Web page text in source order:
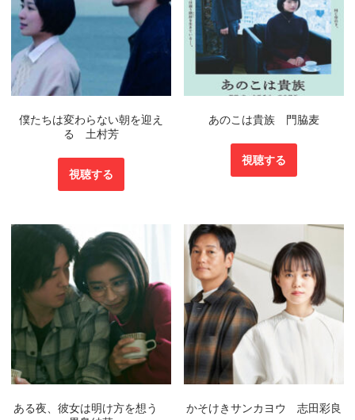
僕たちは変わらない朝を迎え
る 土村芳
視聴する
あのこは貴族 門脇麦
視聴する
ある夜、彼女は明け方を想う
かそけきサンカヨウ 志田彩良